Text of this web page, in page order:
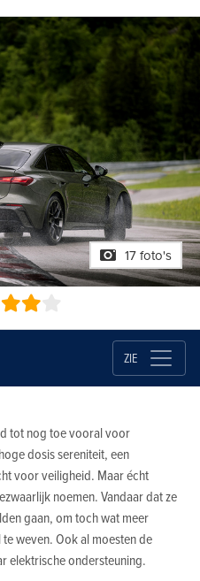
17 foto's
ZIE
tot nog toe vooral voor
dosis sereniteit, een
voor veiligheid. Maar écht
noemen. Vandaar dat ze
gaan, om toch wat meer
weven. Ook al moesten de
elektrische ondersteuning.